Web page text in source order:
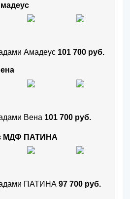
Амадеус 101 700 руб.
Вена 101 700 руб.
МДФ ПАТИНА
ПАТИНА 97 700 руб.